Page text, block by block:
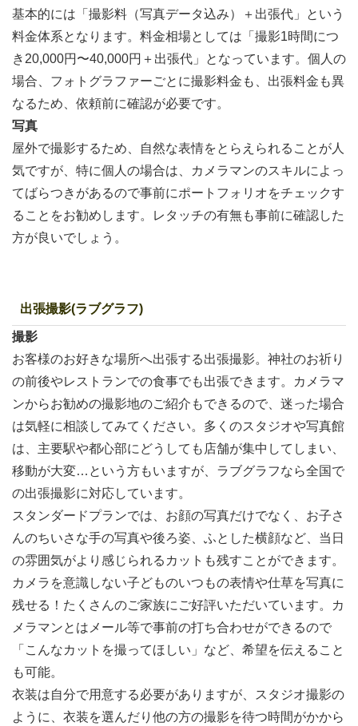
基本的には「撮影料（写真データ込み）＋出張代」という
料金体系となります。料金相場としては「撮影1時間につ
き20,000円〜40,000円＋出張代」となっています。個人の
場合、フォトグラファーごとに撮影料金も、出張料金も異
なるため、依頼前に確認が必要です。
写真
屋外で撮影するため、自然な表情をとらえられることが人
気ですが、特に個人の場合は、カメラマンのスキルによっ
てばらつきがあるので事前にポートフォリオをチェックす
ることをお勧めします。レタッチの有無も事前に確認した
方が良いでしょう。
出張撮影(ラブグラフ)
撮影
お客様のお好きな場所へ出張する出張撮影。神社のお祈り
の前後やレストランでの食事でも出張できます。カメラマ
ンからお勧めの撮影地のご紹介もできるので、迷った場合
は気軽に相談してみてください。多くのスタジオや写真館
は、主要駅や都心部にどうしても店舗が集中してしまい、
移動が大変…という方もいますが、ラブグラフなら全国で
の出張撮影に対応しています。
スタンダードプランでは、お顔の写真だけでなく、お子さ
んのちいさな手の写真や後ろ姿、ふとした横顔など、当日
の雰囲気がより感じられるカットも残すことができます。
カメラを意識しない子どものいつもの表情や仕草を写真に
残せる！たくさんのご家族にご好評いただいています。カ
メラマンとはメール等で事前の打ち合わせができるので
「こんなカットを撮ってほしい」など、希望を伝えること
も可能。
衣装は自分で用意する必要がありますが、スタジオ撮影の
ように、衣装を選んだり他の方の撮影を待つ時間がかから